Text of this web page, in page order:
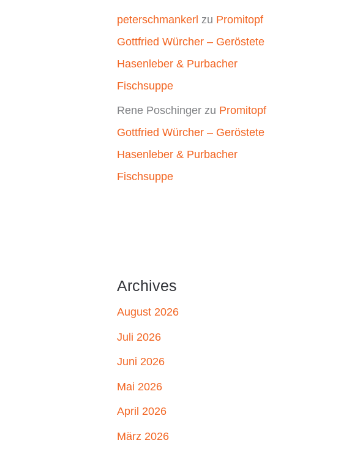
peterschmankerl zu Promitopf
Gottfried Würcher – Geröstete
Hasenleber & Purbacher
Fischsuppe
Rene Poschinger zu Promitopf
Gottfried Würcher – Geröstete
Hasenleber & Purbacher
Fischsuppe
Archives
August 2026
Juli 2026
Juni 2026
Mai 2026
April 2026
März 2026